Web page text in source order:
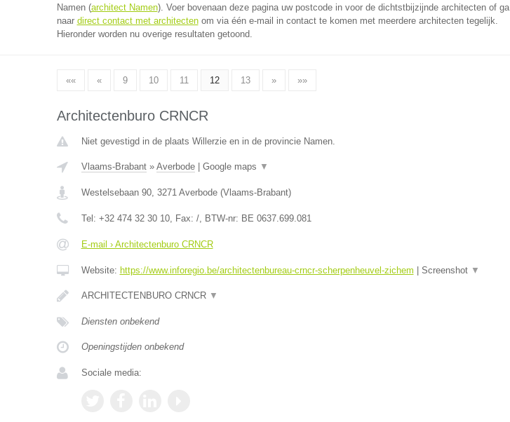
Namen (architect Namen). Voer bovenaan deze pagina uw postcode in voor de dichtstbijzijnde architecten of ga
naar direct contact met architectenom via één e-mail in contact te komen met meerdere architecten tegelijk.
Hieronder worden nu overige resultaten getoond.
«« « 9 10 11 12 13 » »»
Architectenburo CRNCR
Niet gevestigd in de plaats Willerzie en in de provincie Namen.
Vlaams-Brabant» Averbode| Google maps ▼
Westelsebaan 90, 3271 Averbode(Vlaams-Brabant)
Tel: +32 474 32 30 10, Fax: /, BTW-nr: BE 0637.699.081
E-mail › Architectenburo CRNCR
Website: https://www.inforegio.be/architectenbureau-crncr-scherpenheuvel-zichem Screenshot ▼
ARCHITECTENBURO CRNCR ▼
Diensten onbekend
Openingstijden onbekend
Sociale media: